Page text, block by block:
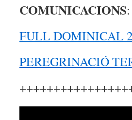
COMUNICACIONS:
FULL DOMINICAL
PEREGRINACIÓ